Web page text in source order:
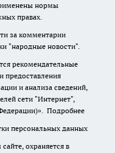
нормы
правах.
за комментарии
"народные новости".
рекомендательные
предоставления
и анализа сведений,
сети "Интернет",
Подробнее
персональных данных
охраняется в